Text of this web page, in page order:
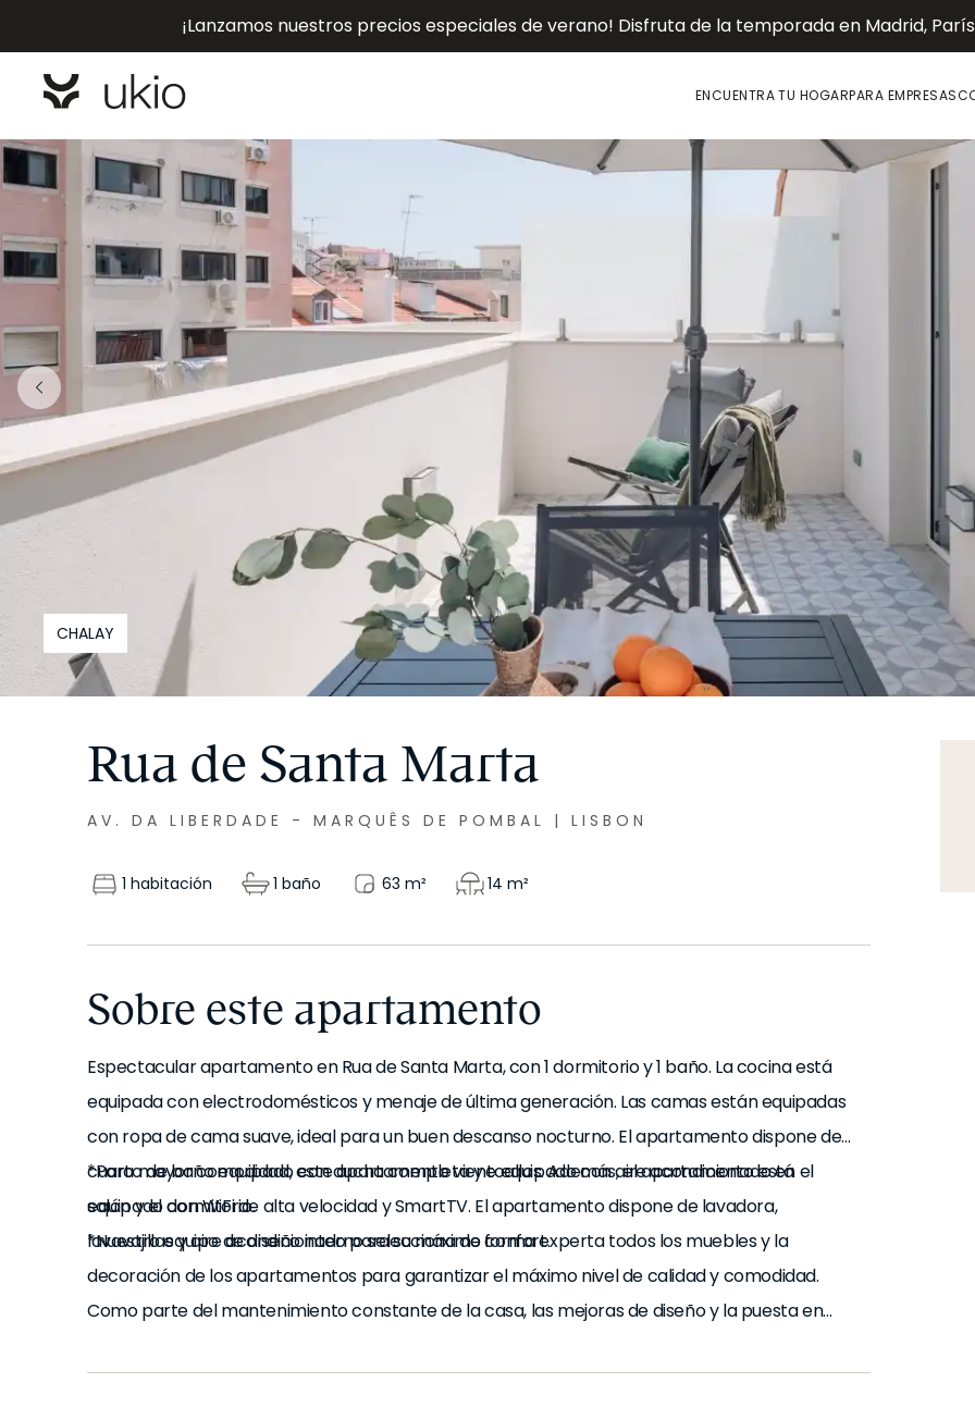
¡Lanzamos nuestros precios especiales de verano! Disfruta de la temporada en Madrid,
ENCUENTRA TU HOGARPARA EMPRESAS
CHALAY
Rua de Santa Marta
AV. DA LIBERDADE - MARQUÊS DE POMBAL | LISBON
1 habitación 1 baño 63 m² 14 m²
Sobre este apartamento
Espectacular apartamento en Rua de Santa Marta, con 1 dormitorio y 1 baño. La cocina está
equipada con electrodomésticos y menaje de última generación. Las camas están equipadas
con ropa de cama suave, ideal para un buen descanso nocturno. El apartamento dispone de 1
cuarto de baño equipado con ducha completa y toallas. Además, el apartamento está
equipado con WiFi de alta velocidad y SmartTV. El apartamento dispone de lavadora,
lavavajillas y aire acondicionado para su máximo confort.
*Para mayor comodidad, este apartamento viene equipado con aire acondicionado en el
salón y el dormitorio.
*Nuestro equipo de diseño interno selecciona de forma experta todos los muebles y la
decoración de los apartamentos para garantizar el máximo nivel de calidad y comodidad.
Como parte del mantenimiento constante de la casa, las mejoras de diseño y la puesta en
fotos y el que encontrará en el apartamento. Consulte con un agente de ventas para